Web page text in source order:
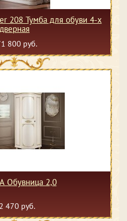
208 Тумба для обуви 4-х
дверная
800 руб.
Обувница 2,0
470 руб.